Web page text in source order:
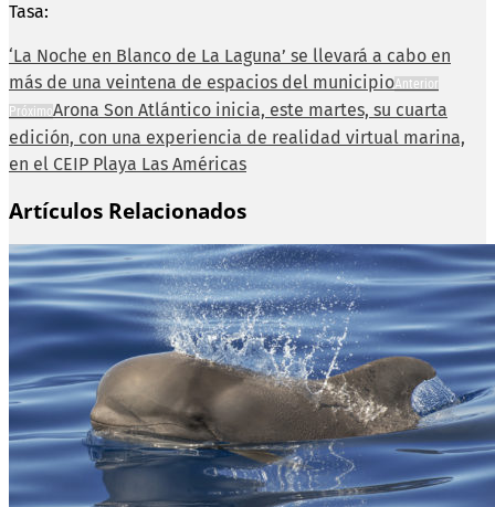
Tasa:
‘La Noche en Blanco de La Laguna’ se llevará a cabo en
más de una veintena de espacios del municipioAnterior
PróximoArona Son Atlántico inicia, este martes, su cuarta
edición, con una experiencia de realidad virtual marina,
en el CEIP Playa Las Américas
Artículos Relacionados